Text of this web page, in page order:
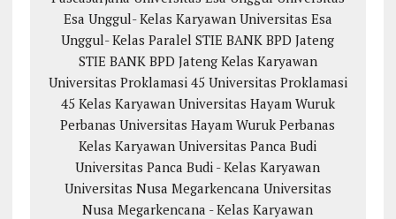
Esa Unggul- Kelas Karyawan Universitas Esa
Unggul- Kelas Paralel STIE BANK BPD Jateng
STIE BANK BPD Jateng Kelas Karyawan
Universitas Proklamasi 45 Universitas Proklamasi
45 Kelas Karyawan Universitas Hayam Wuruk
Perbanas Universitas Hayam Wuruk Perbanas
Kelas Karyawan Universitas Panca Budi
Universitas Panca Budi - Kelas Karyawan
Universitas Nusa Megarkencana Universitas
Nusa Megarkencana - Kelas Karyawan